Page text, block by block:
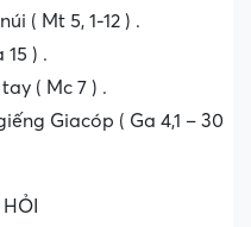
( Mt 5, 1-12 ) .
) .
( Mc 7 ) .
Giacóp ( Ga 4,1 – 30